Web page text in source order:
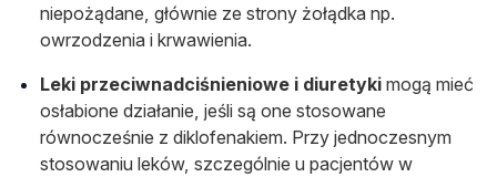
niepożądane, głównie ze strony żołądka np.
owrzodzenia i krwawienia.
Leki przeciwnadciśnieniowe i diuretyki mogą mieć
osłabione działanie, jeśli są one stosowane
równocześnie z diklofenakiem. Przy jednoczesnym
stosowaniu leków, szczególnie u pacjentów w